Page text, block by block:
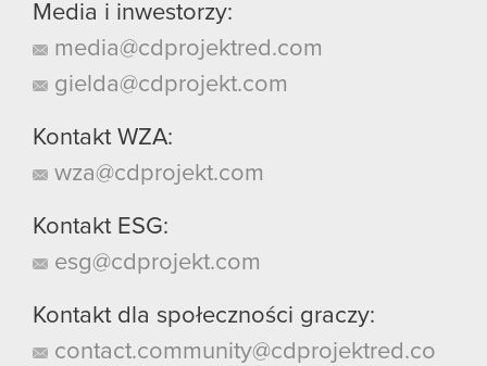
Media i inwestorzy:
media@cdprojektred.com
gielda@cdprojekt.com
Kontakt WZA:
wza@cdprojekt.com
Kontakt ESG:
esg@cdprojekt.com
Kontakt dla społeczności graczy:
contact.community@cdprojektred.co